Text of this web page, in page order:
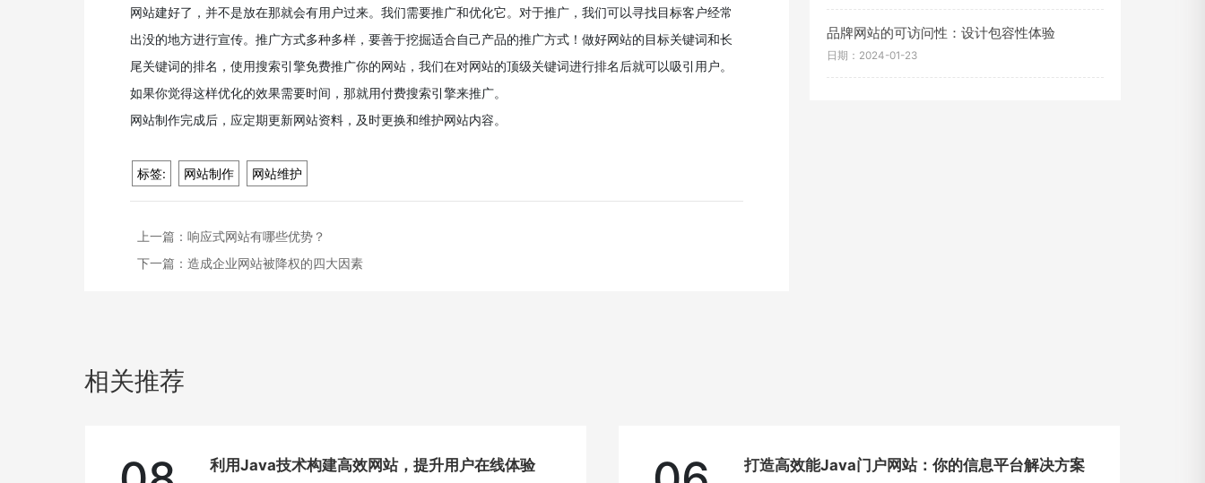
网站建好了，并不是放在那就会有用户过来。我们需要推广和优化它。对于推广，我们可以寻找目标客户经常
出没的地方进行宣传。推广方式多种多样，要善于挖掘适合自己产品的推广方式！做好网站的目标关键词和长
尾关键词的排名，使用搜索引擎免费推广你的网站，我们在对网站的顶级关键词进行排名后就可以吸引用户。
如果你觉得这样优化的效果需要时间，那就用付费搜索引擎来推广。
网站制作完成后，应定期更新网站资料，及时更换和维护网站内容。
标签: 网站制作 网站维护
上一篇：响应式网站有哪些优势？
下一篇：造成企业网站被降权的四大因素
品牌网站的可访问性：设计包容性体验
日期：2024-01-23
相关推荐
利用Java技术构建高效网站，提升用户在线体验 打造高效能Java门户网站：你的信息平台解决方案